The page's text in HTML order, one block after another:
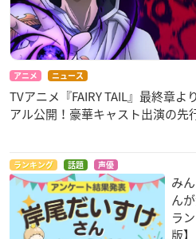
アニメ ニュース
TVアニメ『FAIRY TAIL』最終章よ
アル公開！豪華キャスト出演の先
ランキング 話題 声優
み
ん
ラ
版】